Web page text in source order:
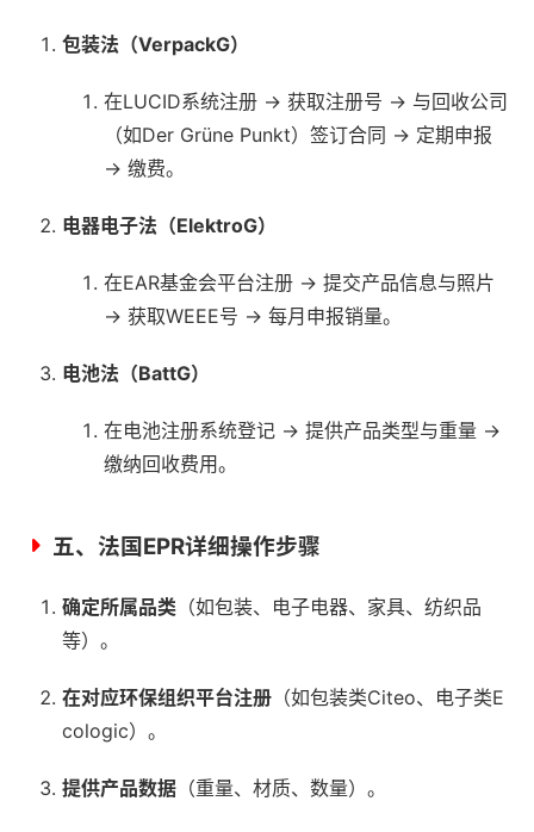
包装法（VerpackG）
在LUCID系统注册 → 获取注册号 → 与回收公司
（如Der Grüne Punkt）签订合同 → 定期申报
→ 缴费。
电器电子法（ElektroG）
在EAR基金会平台注册 → 提交产品信息与照片
→ 获取WEEE号 → 每月申报销量。
电池法（BattG）
在电池注册系统登记 → 提供产品类型与重量 →
缴纳回收费用。
五、法国EPR详细操作步骤
确定所属品类 （如包装、电子电器、家具、纺织品
等）。
在对应环保组织平台注册 （如包装类Citeo、电子类E
cologic）。
提供产品数据 （重量、材质、数量）。